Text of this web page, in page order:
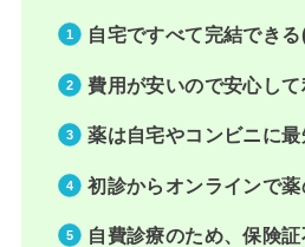
自宅ですべて完結でき
費用が安いので安心し
薬は自宅やコンビニに
初診からオンラインで
自費診療のため、保険証